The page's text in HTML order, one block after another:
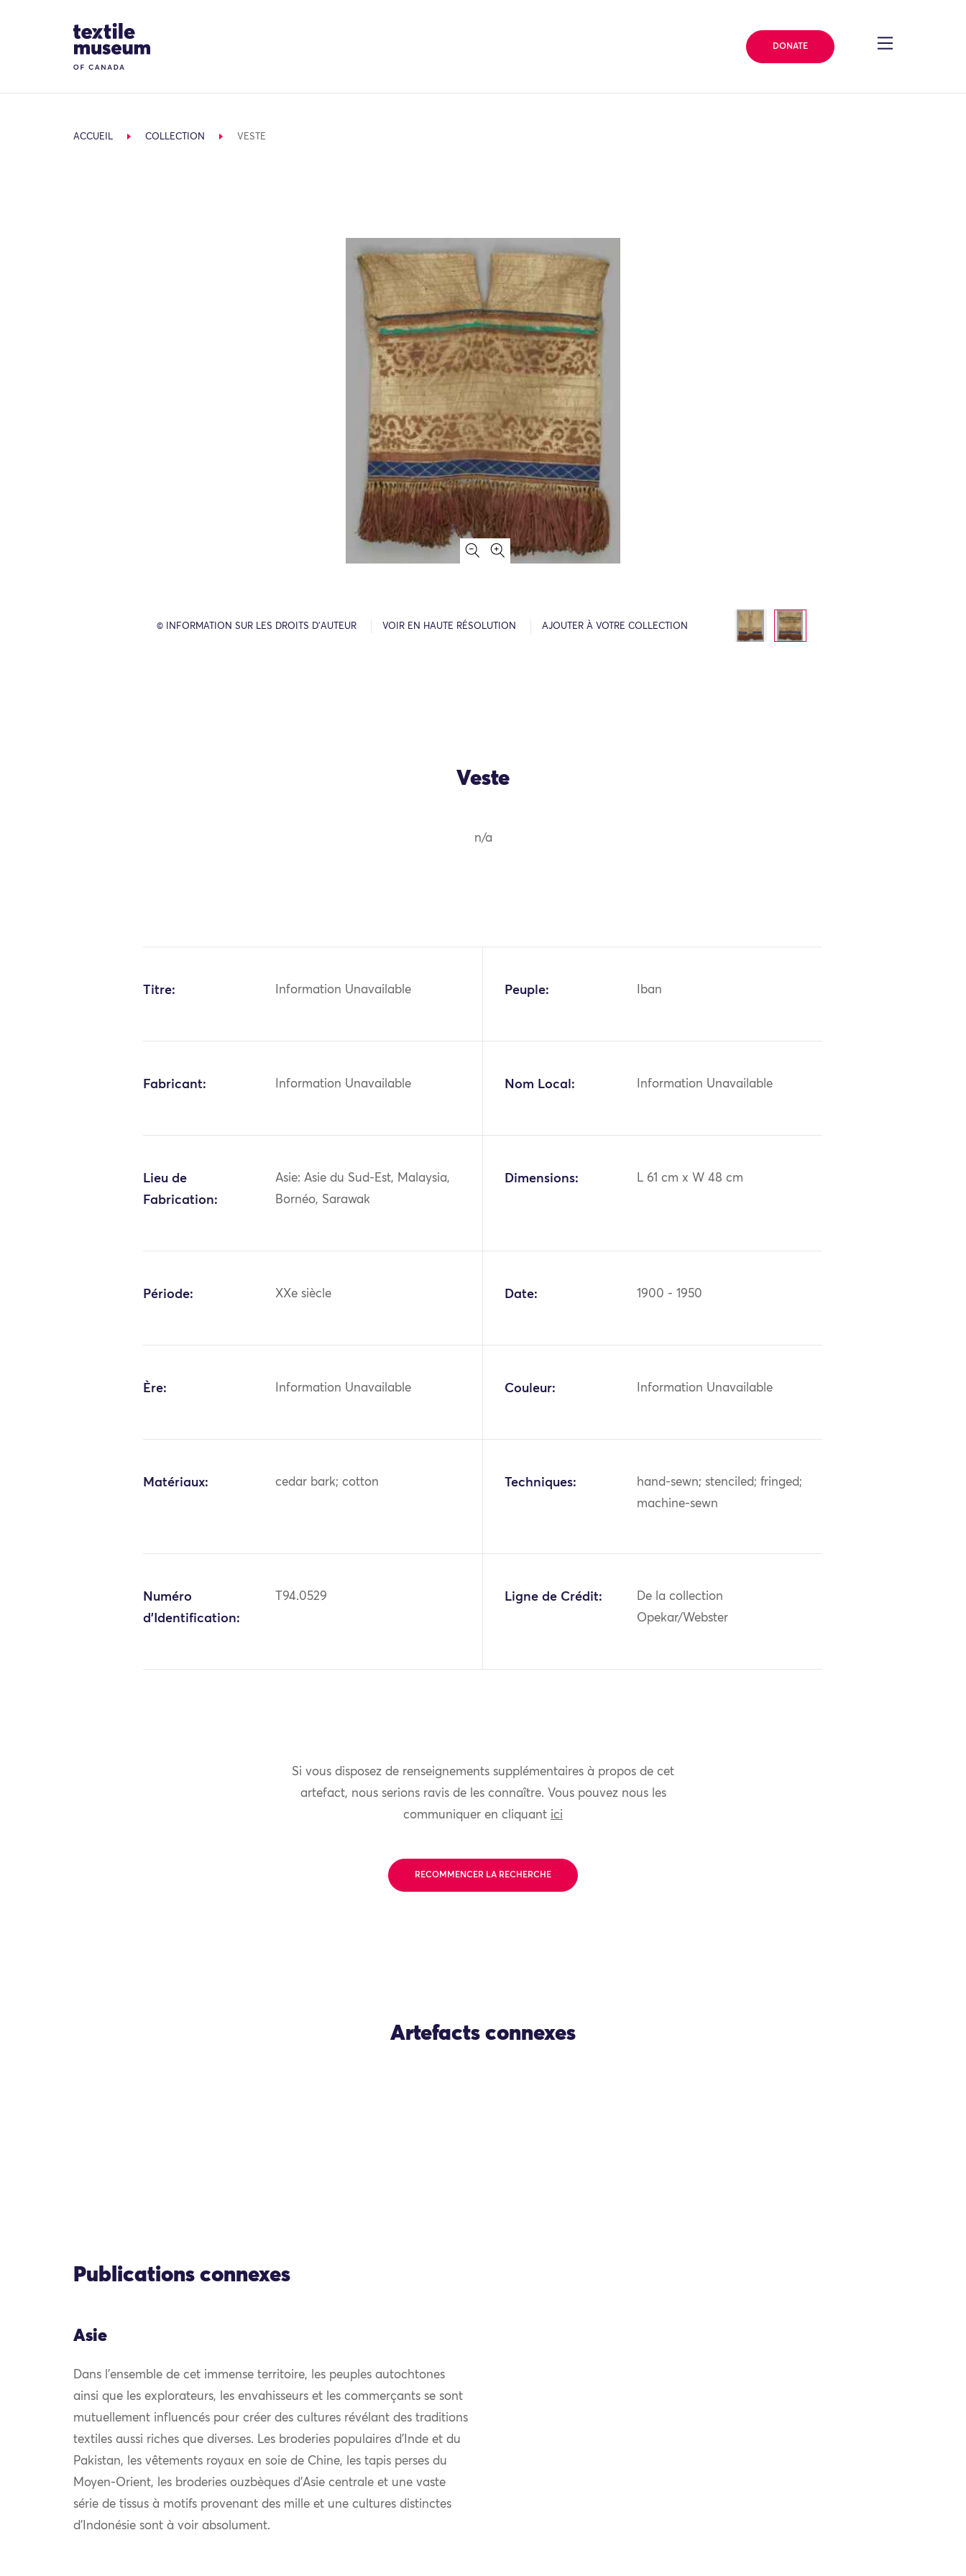
Site Logo
DONATE
ACCUEIL COLLECTION VESTE
© INFORMATION SUR LES DROITS D’AUTEUR VOIR EN HAUTE RÉSOLUTION AJOUTER À VOTRE COLLECTION
Veste
n/a
Titre: Information Unavailable Peuple: Iban
Fabricant: Information Unavailable Nom Local: Information Unavailable
Lieu de
Fabrication:
Asie: Asie du Sud-Est, Malaysia,
Bornéo, Sarawak
Dimensions: L 61 cm x W 48 cm
Période: XXe siècle Date: 1900 - 1950
Ère: Information Unavailable Couleur: Information Unavailable
Matériaux: cedar bark; cotton Techniques:
hand-sewn; stenciled; fringed;
machine-sewn
Numéro
d'Identification:
T94.0529 Ligne de Crédit:
De la collection
Opekar/Webster
Si vous disposez de renseignements supplémentaires à propos de cet
artefact, nous serions ravis de les connaître. Vous pouvez nous les
communiquer en cliquant ici
RECOMMENCER LA RECHERCHE
Artefacts connexes
Publications connexes
Asie
Dans l’ensemble de cet immense territoire, les peuples autochtones
ainsi que les explorateurs, les envahisseurs et les commerçants se sont
mutuellement influencés pour créer des cultures révélant des traditions
textiles aussi riches que diverses. Les broderies populaires d’Inde et du
Pakistan, les vêtements royaux en soie de Chine, les tapis perses du
Moyen-Orient, les broderies ouzbèques d’Asie centrale et une vaste
série de tissus à motifs provenant des mille et une cultures distinctes
d’Indonésie sont à voir absolument.